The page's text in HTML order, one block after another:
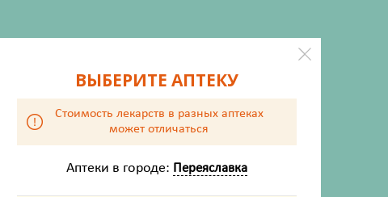
ХАРАКТЕРИСТИКИ
Производитель
Жизненно важный
Нет
ВЫБЕРИТЕ АПТЕКУ
Стоимость лекарств в разных аптеках
может отличаться
Аптеки в городе: Переяславка